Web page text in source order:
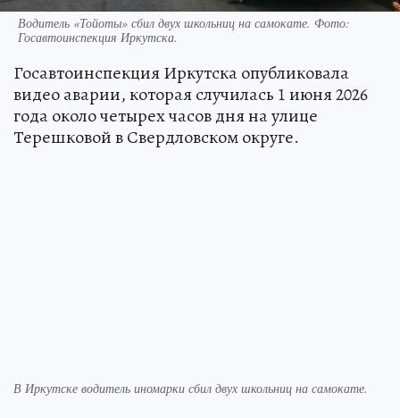
Водитель «Тойоты» сбил двух школьниц на самокате. Фото:
Госавтоинспекция Иркутска.
Госавтоинспекция Иркутска опубликовала
видео аварии, которая случилась 1 июня 2026
года около четырех часов дня на улице
Терешковой в Свердловском округе.
В Иркутске водитель иномарки сбил двух школьниц на самокате.